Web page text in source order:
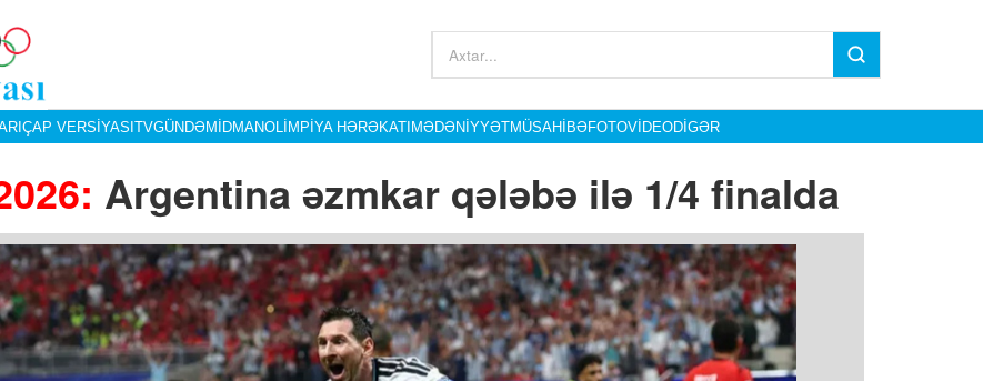
ÇAP VERSIYASITVGÜNDƏMİDMANOLIMPIYA HƏRƏKATIMƏDƏNIYYƏTMÜSAHIBƏFOTOVIDEODIGƏR
Argentina əzmkar qələbə ilə 1/4 finalda